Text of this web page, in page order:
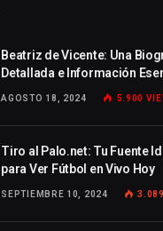
Beatriz de Vicente: Una
Detallada e Información
AGOSTO 18, 2024 5.900
Tiro al Palo.net: Tu Fuente
para Ver Fútbol en Vivo Hoy
SEPTIEMBRE 10, 2024 3.089